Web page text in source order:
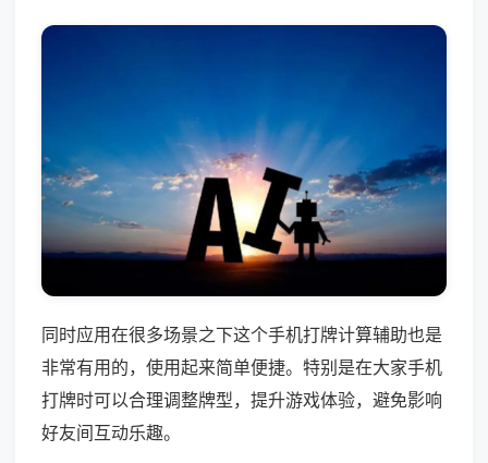
同时应用在很多场景之下这个手机打牌计算辅助也是
非常有用的，使用起来简单便捷。特别是在大家手机
打牌时可以合理调整牌型，提升游戏体验，避免影响
好友间互动乐趣。